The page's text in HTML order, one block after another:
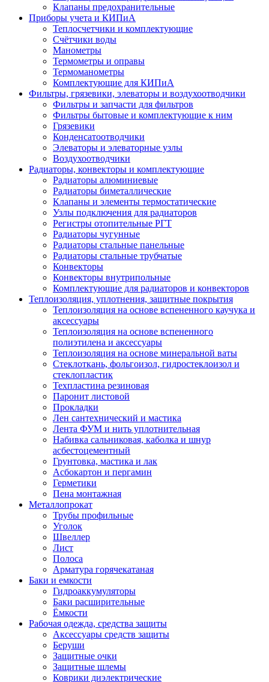
Клапаны предохранительные
Приборы учета и КИПиА
Теплосчетчики и комплектующие
Счётчики воды
Манометры
Термометры и оправы
Термоманометры
Комплектующие для КИПиА
Фильтры, грязевики, элеваторы и воздухоотводчики
Фильтры и запчасти для фильтров
Фильтры бытовые и комплектующие к ним
Грязевики
Конденсатоотводчики
Элеваторы и элеваторные узлы
Воздухоотводчики
Радиаторы, конвекторы и комплектующие
Радиаторы алюминиевые
Радиаторы биметаллические
Клапаны и элементы термостатические
Узлы подключения для радиаторов
Регистры отопительные РГТ
Радиаторы чугунные
Радиаторы стальные панельные
Радиаторы стальные трубчатые
Конвекторы
Конвекторы внутрипольные
Комплектующие для радиаторов и конвекторов
Теплоизоляция, уплотнения, защитные покрытия
Теплоизоляция на основе вспененного каучука и
аксессуары
Теплоизоляция на основе вспененного
полиэтилена и аксессуары
Теплоизоляция на основе минеральной ваты
Стеклоткань, фольгоизол, гидростеклоизол и
стеклопластик
Техпластина резиновая
Паронит листовой
Прокладки
Лен сантехнический и мастика
Лента ФУМ и нить уплотнительная
Набивка сальниковая, каболка и шнур
асбестоцементный
Грунтовка, мастика и лак
Асбокартон и пергамин
Герметики
Пена монтажная
Металлопрокат
Трубы профильные
Уголок
Швеллер
Лист
Полоса
Арматура горячекатаная
Баки и емкости
Гидроаккумуляторы
Баки расширительные
Ёмкости
Рабочая одежда, средства защиты
Аксессуары средств защиты
Беруши
Защитные очки
Защитные шлемы
Коврики диэлектрические